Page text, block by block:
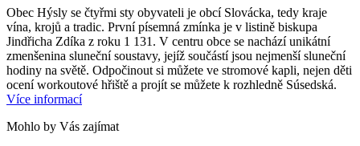
Obec Hýsly se čtyřmi sty obyvateli je obcí Slovácka, tedy kraje
vína, krojů a tradic. První písemná zmínka je v listině biskupa
Jindřicha Zdíka z roku 1 131. V centru obce se nachází unikátní
zmenšenina sluneční soustavy, jejíž součástí jsou nejmenší sluneční
hodiny na světě. Odpočinout si můžete ve stromové kapli, nejen děti
ocení workoutové hřiště a projít se můžete k rozhledně Súsedská.
Více informací
Mohlo by Vás zajímat